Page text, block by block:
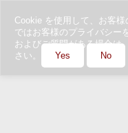
Cookie を使用して、お客
ではお客様のプライバシー
およびご質問がある場合は
さい。
Yes No